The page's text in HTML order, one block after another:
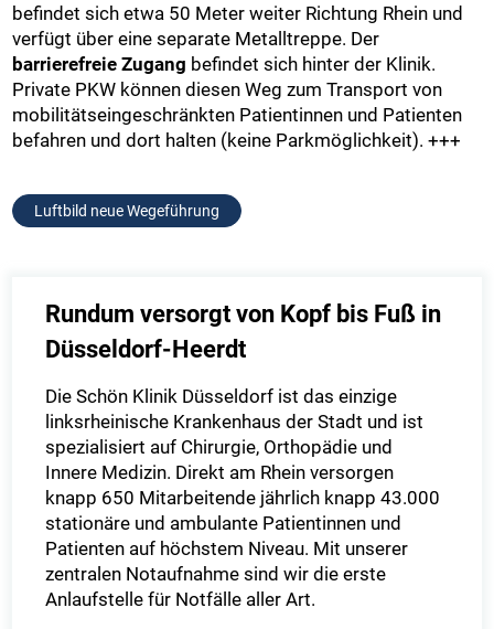
befindet sich etwa 50 Meter weiter Richtung Rhein und
verfügt über eine separate Metalltreppe. Der
barrierefreie Zugang befindet sich hinter der Klinik.
Private PKW können diesen Weg zum Transport von
mobilitätseingeschränkten Patientinnen und Patienten
befahren und dort halten (keine Parkmöglichkeit). +++
Luftbild neue Wegeführung
Rundum versorgt von Kopf bis Fuß in
Düsseldorf-Heerdt
Die Schön Klinik Düsseldorf ist das einzige
linksrheinische Krankenhaus der Stadt und ist
spezialisiert auf Chirurgie, Orthopädie und
Innere Medizin. Direkt am Rhein versorgen
knapp 650 Mitarbeitende jährlich knapp 43.000
stationäre und ambulante Patientinnen und
Patienten auf höchstem Niveau. Mit unserer
zentralen Notaufnahme sind wir die erste
Anlaufstelle für Notfälle aller Art.